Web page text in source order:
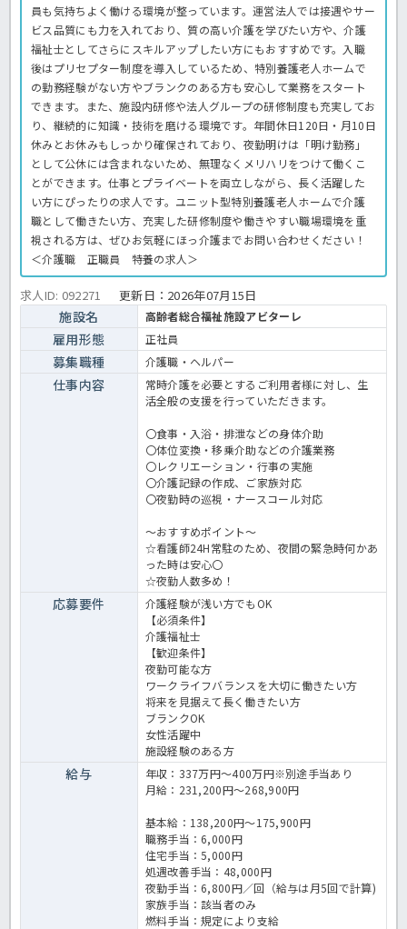
員も気持ちよく働ける環境が整っています。運営法人では接遇やサー
ビス品質にも力を入れており、質の高い介護を学びたい方や、介護
福祉士としてさらにスキルアップしたい方にもおすすめです。入職
後はプリセプター制度を導入しているため、特別養護老人ホームで
の勤務経験がない方やブランクのある方も安心して業務をスタート
できます。また、施設内研修や法人グループの研修制度も充実してお
り、継続的に知識・技術を磨ける環境です。年間休日120日・月10日
休みとお休みもしっかり確保されており、夜勤明けは「明け勤務」
として公休には含まれないため、無理なくメリハリをつけて働くこ
とができます。仕事とプライベートを両立しながら、長く活躍した
い方にぴったりの求人です。ユニット型特別養護老人ホームで介護
職として働きたい方、充実した研修制度や働きやすい職場環境を重
視される方は、ぜひお気軽にほっ介護までお問い合わせください！
＜介護職 正職員 特養の求人＞
求人ID: 092271 更新日： 2026年07月15日
施設名 高齢者総合福祉施設アビターレ
雇用形態 正社員
募集職種 介護職・ヘルパー
仕事内容
常時介護を必要とするご利用者様に対し、生
活全般の支援を行っていただきます。
〇食事・入浴・排泄などの身体介助
〇体位変換・移乗介助などの介護業務
〇レクリエーション・行事の実施
〇介護記録の作成、ご家族対応
〇夜勤時の巡視・ナースコール対応
～おすすめポイント～
☆看護師24H常駐のため、夜間の緊急時何かあ
った時は安心〇
☆夜勤人数多め！
応募要件
介護経験が浅い方でもOK
【必須条件】
介護福祉士
【歓迎条件】
夜勤可能な方
ワークライフバランスを大切に働きたい方
将来を見据えて長く働きたい方
ブランクOK
女性活躍中
施設経験のある方
給与
年収：337万円～400万円※別途手当あり
月給：231,200円～268,900円
基本給：138,200円～175,900円
職務手当：6,000円
住宅手当：5,000円
処遇改善手当：48,000円
夜勤手当：6,800円／回（給与は月5回で計算)
家族手当：該当者のみ
燃料手当：規定により支給